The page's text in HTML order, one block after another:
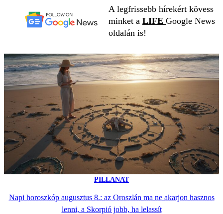
A legfrissebb hírekért kövess
minket a LIFE Google News
oldalán is!
PILLANAT
Napi horoszkóp augusztus 8.: az Oroszlán ma ne akarjon hasznos
lenni, a Skorpió jobb, ha lelassít